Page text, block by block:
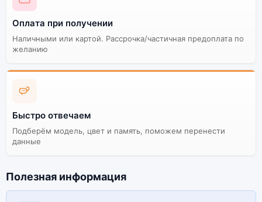
Оплата при получении
Наличными или картой. Рассрочка/частичная предоплата по
желанию
Быстро отвечаем
Подберём модель, цвет и память, поможем перенести
данные
Полезная информация